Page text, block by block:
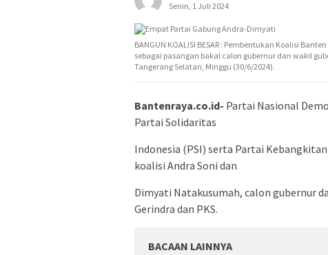
Senin, 1 Juli 2024
BANGUN KOALISI BESAR : Pembentukan Koalisi
sebagai pasangan bakal calon gubernur dan wakil
Tangerang Selatan, Minggu (30/6/2024).
Bantenraya.co.id- Partai Nasional
Partai Solidaritas
Indonesia (PSI) serta Partai
koalisi Andra Soni dan
Dimyati Natakusumah, calon gubernur
Gerindra dan PKS.
BACAAN LAINNYA